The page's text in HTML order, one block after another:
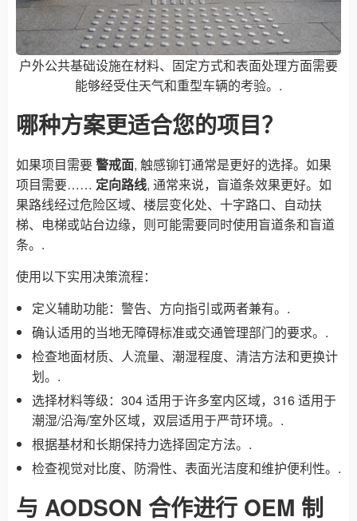
户外公共基础设施在材料、固定方式和表面处理方面需要
能够经受住天气和重型车辆的考验。.
哪种方案更适合您的项目？
如果项目需要警戒面, 触感铆钉通常是更好的选择。如果
项目需要…… 定向路线, 通常来说，盲道条效果更好。如
果路线经过危险区域、楼层变化处、十字路口、自动扶
梯、电梯或站台边缘，则可能需要同时使用盲道条和盲道
条。.
使用以下实用决策流程：
定义辅助功能：警告、方向指引或两者兼有。.
确认适用的当地无障碍标准或交通管理部门的要求。.
检查地面材质、人流量、潮湿程度、清洁方法和更换计
划。.
选择材料等级：304 适用于许多室内区域，316 适用于
潮湿/沿海/室外区域，双层适用于严苛环境。.
根据基材和长期保持力选择固定方法。.
检查视觉对比度、防滑性、表面光洁度和维护便利性。.
与 AODSON 合作进行 OEM 制